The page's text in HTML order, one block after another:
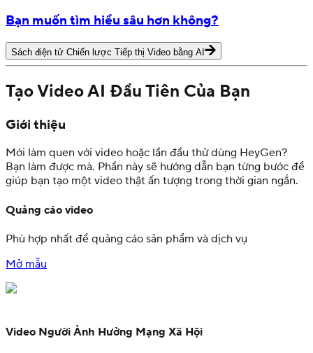
Bạn muốn tìm hiểu sâu hơn không?
Sách điện tử Chiến lược Tiếp thị Video bằng AI
Tạo Video AI Đầu Tiên Của Bạn
Giới thiệu
Mới làm quen với video hoặc lần đầu thử dùng HeyGen?
Bạn làm được mà. Phần này sẽ hướng dẫn bạn từng bước để
giúp bạn tạo một video thật ấn tượng trong thời gian ngắn.
Quảng cáo video
Phù hợp nhất để quảng cáo sản phẩm và dịch vụ
Mở mẫu
Video Người Ảnh Hưởng Mạng Xã Hội